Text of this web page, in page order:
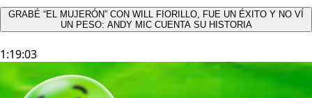
GRABÉ “EL MUJERÓN” CON WILL FIORILLO, FUE UN ÉXITO Y NO VÍ
UN PESO: ANDY MIC CUENTA SU HISTORIA
1:19:03